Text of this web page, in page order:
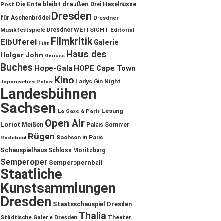
Post Die Ente bleibt draußen Drei Haselnüsse
für Aschenbrödel
Dresden Dresdner
Musikfestspiele Dresdner WEITSICHT Editorial
ElbUferei Film Filmkritik Galerie
Holger John Genuss Haus des
Buches Hope-Gala HOPE Cape Town
Japanisches Palais Kino Ladys Gin Night
Landesbühnen
Sachsen La Saxe à Paris Lesung
Loriot Meißen Open Air Palais Sommer
Radebeul Rügen Sachsen in Paris
Schauspielhaus Schloss Moritzburg
Semperoper Semperopernball
Staatliche
Kunstsammlungen
Dresden Staatsschauspiel Dresden
Städtische Galerie Dresden Thalia Theater